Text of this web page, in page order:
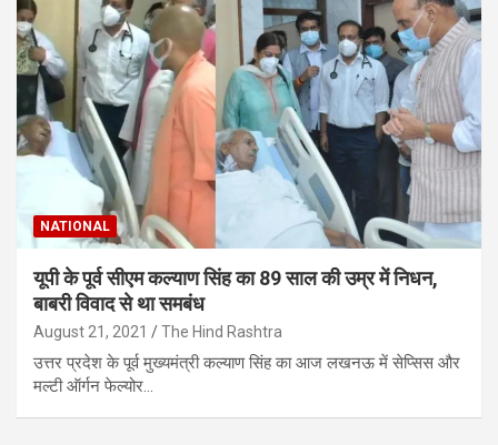
NATIONAL
यूपी के पूर्व सीएम कल्याण सिंह का 89 साल की उम्र में निधन,
बाबरी विवाद से था समबंध
August 21, 2021 The Hind Rashtra
उत्तर प्रदेश के पूर्व मुख्यमंत्री कल्याण सिंह का आज लखनऊ में सेप्सिस और
मल्टी ऑर्गन फेल्योर…